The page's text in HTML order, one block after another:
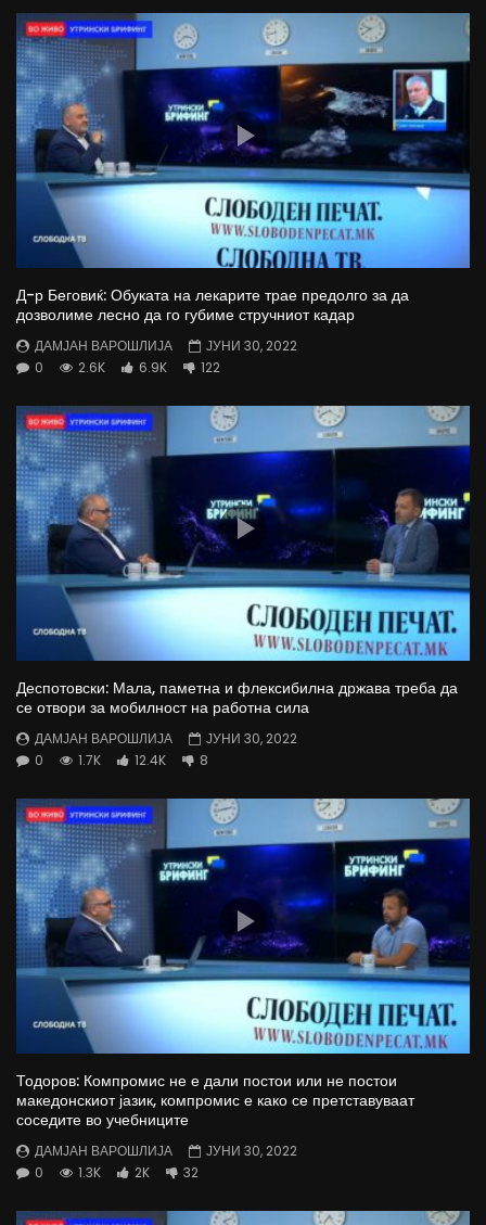
Д-р Беговиќ: Обуката на лекарите трае предолго за да
дозволиме лесно да го губиме стручниот кадар
ДАМЈАН ВАРОШЛИЈА
ЈУНИ 30, 2022
0
2.6K 6.9K 122
Деспотовски: Мала, паметна и флексибилна држава треба да
се отвори за мобилност на работна сила
ДАМЈАН ВАРОШЛИЈА
ЈУНИ 30, 2022
0
1.7K 12.4K 8
Тодоров: Компромис не е дали постои или не постои
македонскиот јазик, компромис е како се претставуваат
соседите во учебниците
ДАМЈАН ВАРОШЛИЈА
ЈУНИ 30, 2022
0
1.3K 2K 32